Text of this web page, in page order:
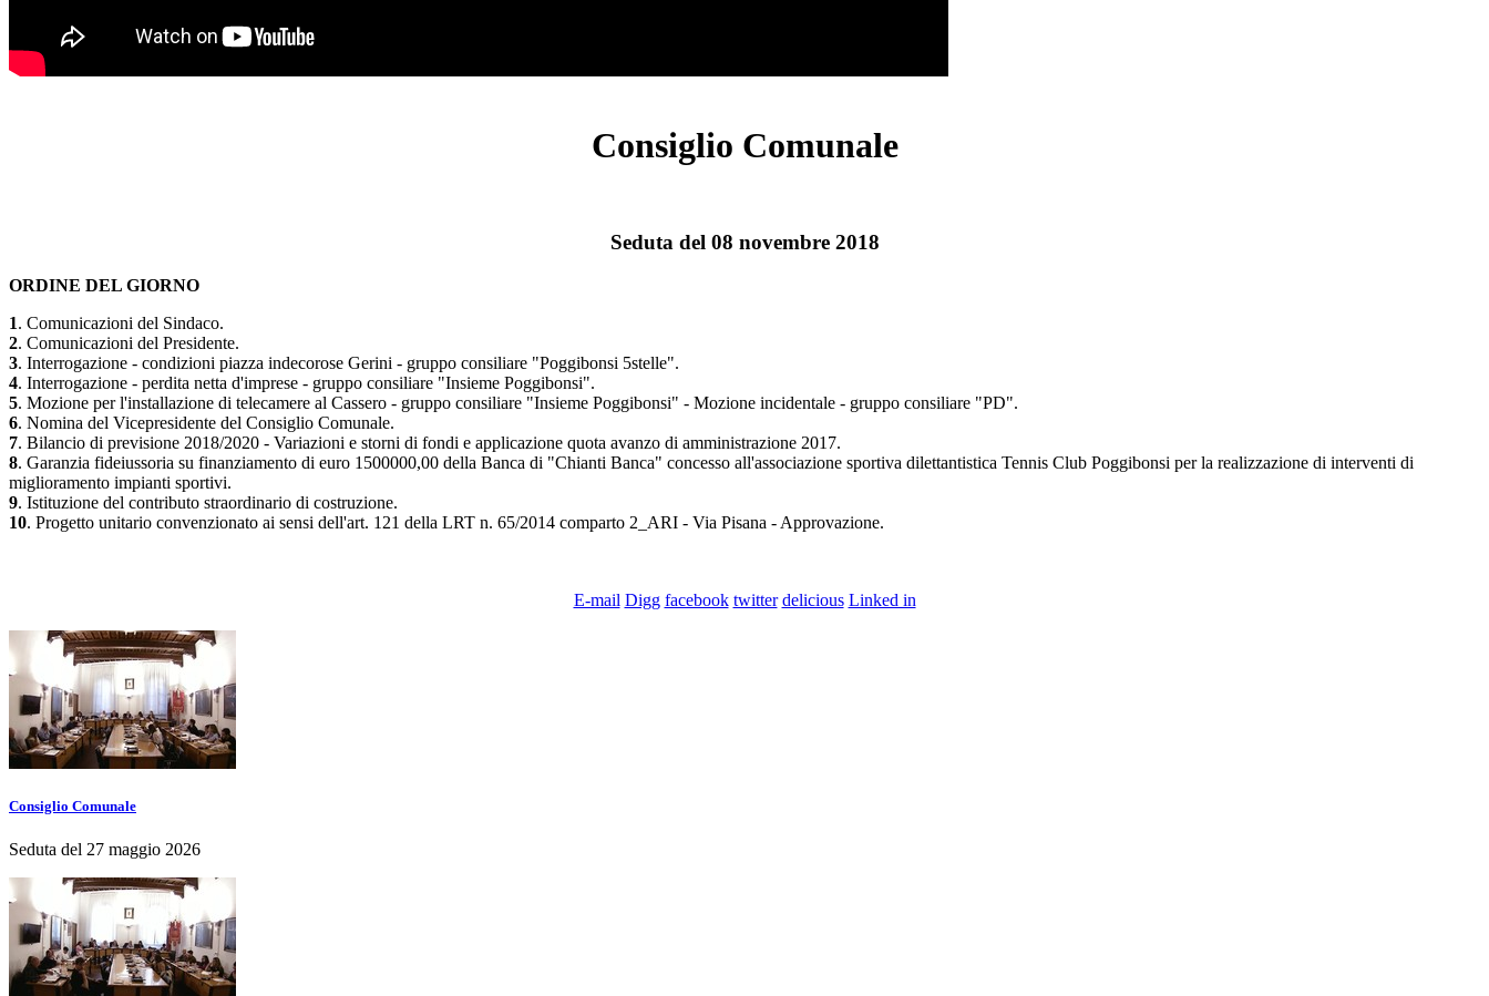
Consiglio Comunale
Seduta del 08 novembre 2018
ORDINE DEL GIORNO
1. Comunicazioni del Sindaco.
2. Comunicazioni del Presidente.
3. Interrogazione - condizioni piazza indecorose Gerini - gruppo consiliare "Poggibonsi 5stelle".
4. Interrogazione - perdita netta d'imprese - gruppo consiliare "Insieme Poggibonsi".
5. Mozione per l'installazione di telecamere al Cassero - gruppo consiliare "Insieme Poggibonsi" - Mozione incidentale - gruppo consiliare "PD".
6. Nomina del Vicepresidente del Consiglio Comunale.
7. Bilancio di previsione 2018/2020 - Variazioni e storni di fondi e applicazione quota avanzo di amministrazione 2017.
8. Garanzia fideiussoria su finanziamento di euro 1500000,00 della Banca di "Chianti Banca" concesso all'associazione sportiva dilettantistica Tennis Club Poggibonsi per la realizzazione di interventi di
miglioramento impianti sportivi.
9. Istituzione del contributo straordinario di costruzione.
10. Progetto unitario convenzionato ai sensi dell'art. 121 della LRT n. 65/2014 comparto 2_ARI - Via Pisana - Approvazione.
E-mail Digg facebook twitter delicious Linked in
Consiglio Comunale
Seduta del 27 maggio 2026